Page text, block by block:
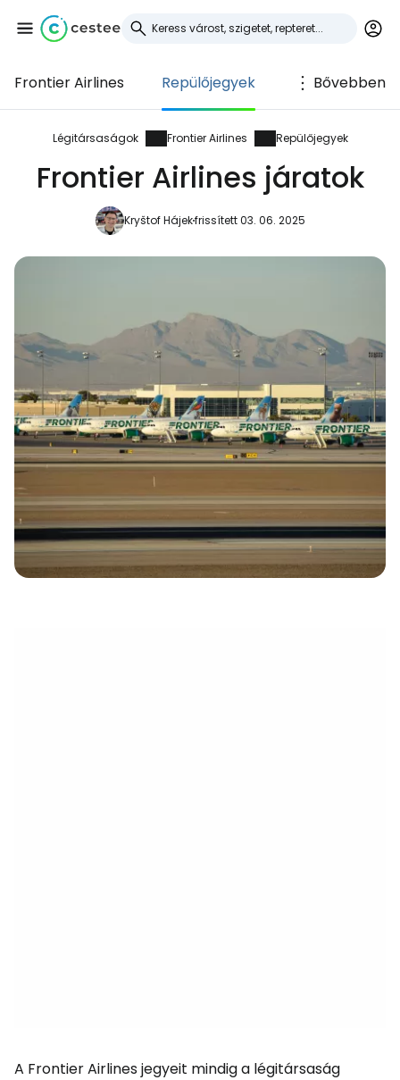
Frontier Airlines Repülőjegyek Bővebben
Légitársaságok Frontier Airlines Repülőjegyek
Frontier Airlines járatok
Kryštof Hájekfrissített 03. 06. 2025
A Frontier Airlines jegyeit mindig a légitársaság
Bejelentkezés a
Cestee-be
... az utazási közösség világszerte
Folytatás a Facebookkal
Folytassa e-mailben